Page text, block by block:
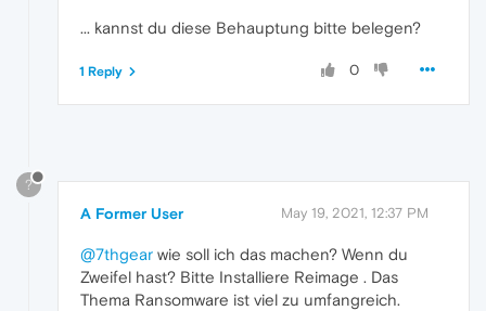
... kannst du diese Behauptung bitte belegen?
0
1 Reply
?
A Former User May 19, 2021, 12:37 PM
@7thgear wie soll ich das machen? Wenn du
Zweifel hast? Bitte Installiere Reimage . Das
Thema Ransomware ist viel zu umfangreich.